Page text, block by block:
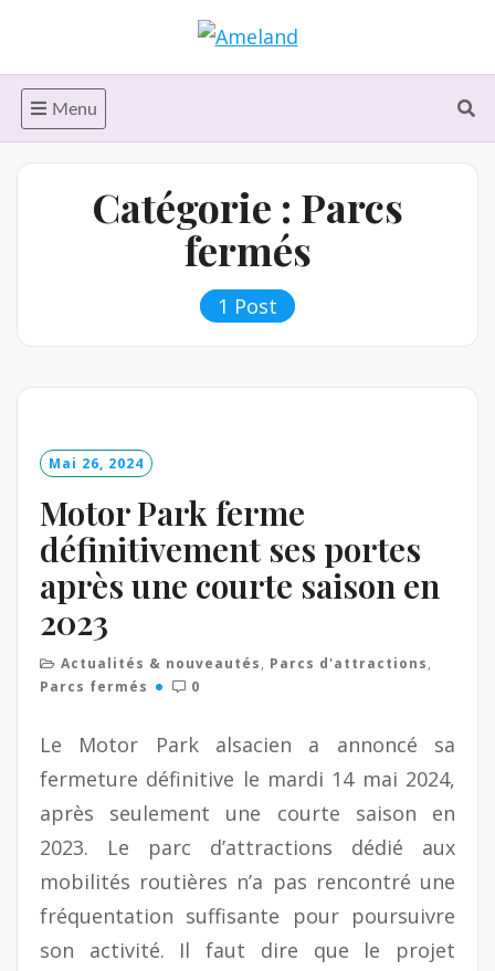
content
Menu
Catégorie : Parcs
fermés
1 Post
Mai 26, 2024
Motor Park ferme
définitivement ses portes
après une courte saison en
2023
Actualités & nouveautés, Parcs d'attractions,
Parcs fermés
0
Le Motor Park alsacien a annoncé sa
fermeture définitive le mardi 14 mai 2024,
après seulement une courte saison en
2023. Le parc d’attractions dédié aux
mobilités routières n’a pas rencontré une
fréquentation suffisante pour poursuivre
son activité. Il faut dire que le projet